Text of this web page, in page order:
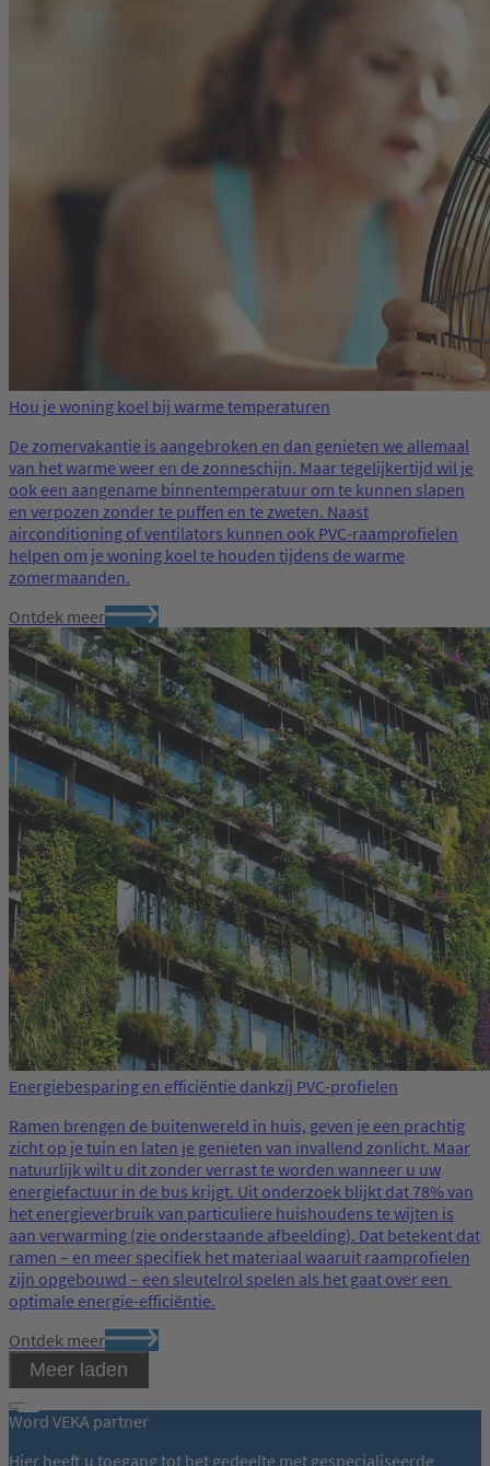
Hou je woning koel bij warme temperaturen
De zomervakantie is aangebroken en dan genieten we allemaal
van het warme weer en de zonneschijn. Maar tegelijkertijd wil je
ook een aangename binnentemperatuur om te kunnen slapen
en verpozen zonder te puffen en te zweten. Naast
airconditioning of ventilators kunnen ook PVC-raamprofielen
helpen om je woning koel te houden tijdens de warme
zomermaanden.
Ontdek meer
Energiebesparing en efficiëntie dankzij PVC-profielen
Ramen brengen de buitenwereld in huis, geven je een prachtig
zicht op je tuin en laten je genieten van invallend zonlicht. Maar
natuurlijk wilt u dit zonder verrast te worden wanneer u uw
energiefactuur in de bus krijgt. Uit onderzoek blijkt dat 78% van
het energieverbruik van particuliere huishoudens te wijten is
aan verwarming (zie onderstaande afbeelding). Dat betekent dat
ramen – en meer specifiek het materiaal waaruit raamprofielen
zijn opgebouwd – een sleutelrol spelen als het gaat over een ​​
optimale energie-efficiëntie.
Ontdek meer
Meer laden
Word VEKA partner
Hier heeft u toegang tot het gedeelte met gespecialiseerde